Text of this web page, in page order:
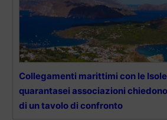
Collegamenti marittimi con le
quarantasei associazioni
di un tavolo di confronto